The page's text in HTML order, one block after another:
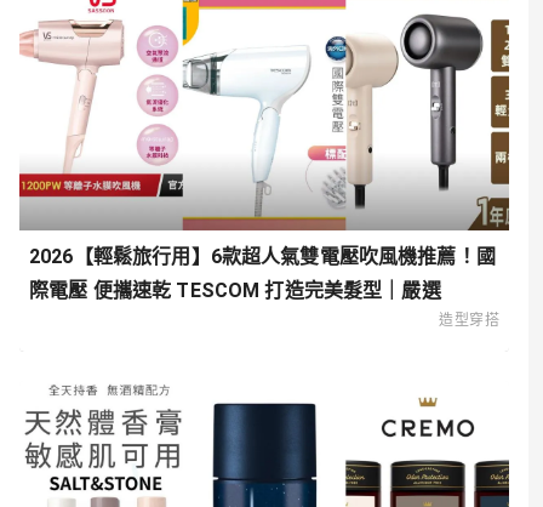
2026【輕鬆旅行用】6款超人氣雙電壓吹風機推薦！國
際電壓 便攜速乾 TESCOM 打造完美髮型｜嚴選
造型穿搭